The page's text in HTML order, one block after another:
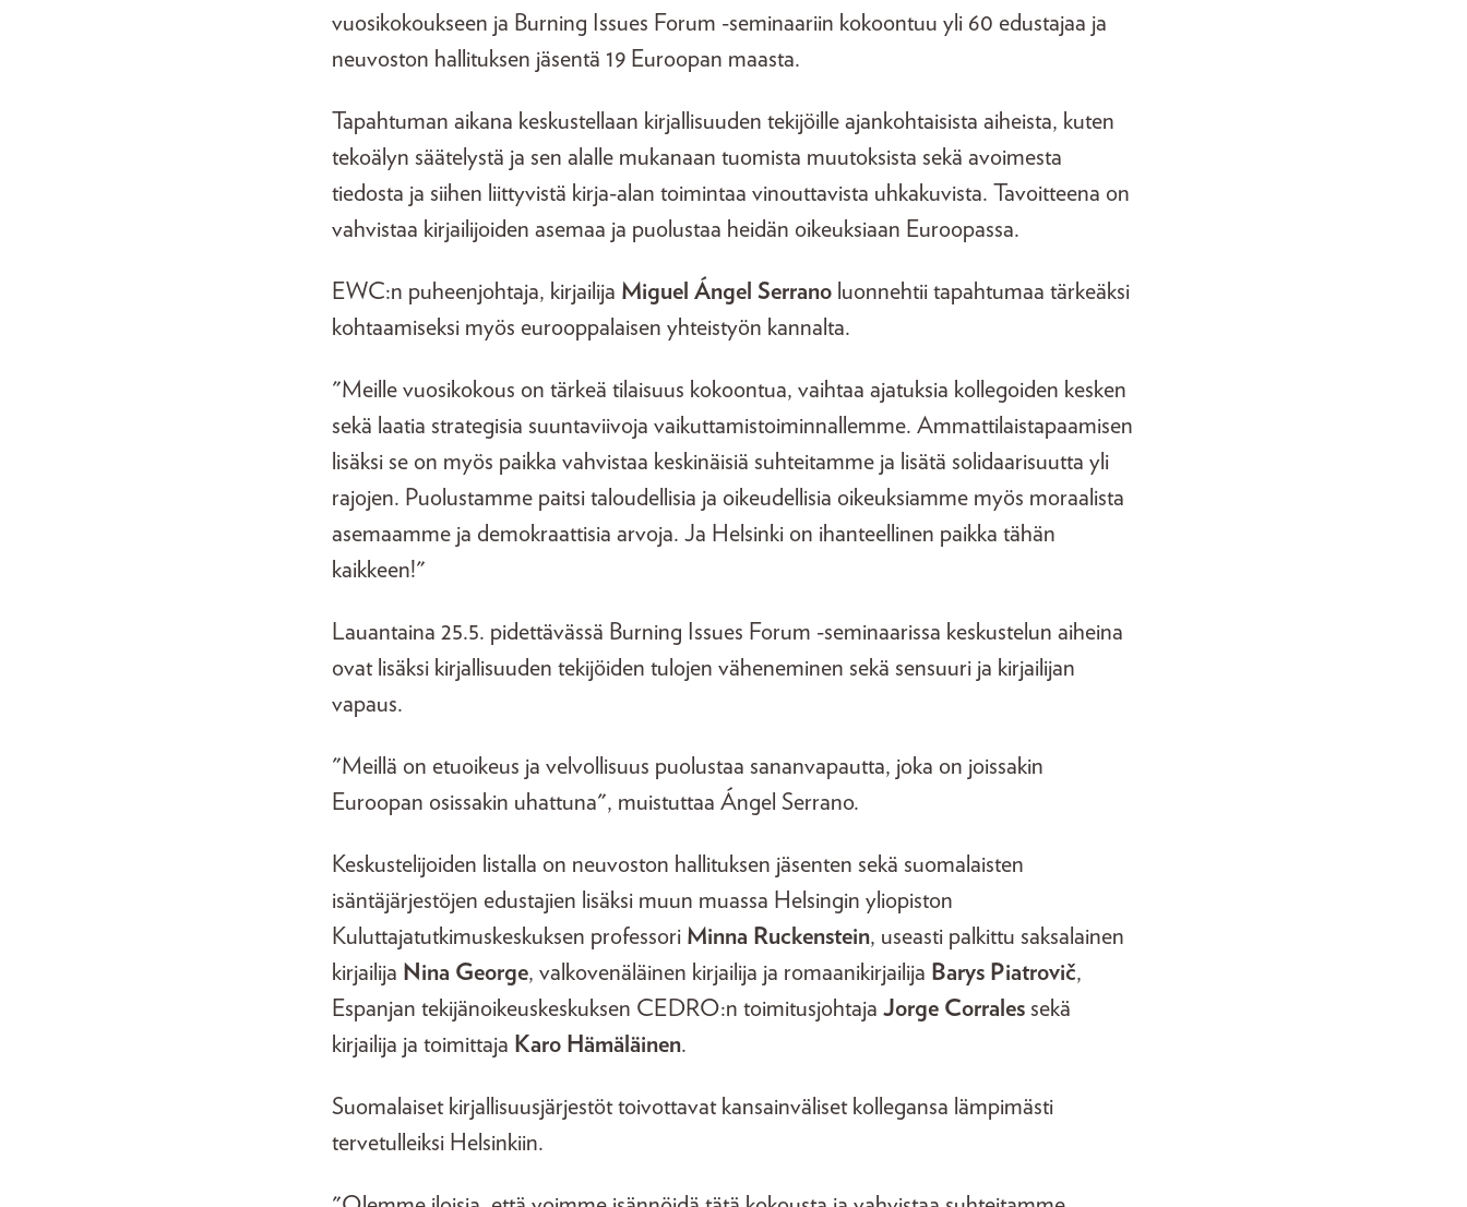
vuosikokoukseen ja Burning Issues Forum -seminaariin kokoontuu yli 60 edustajaa ja
neuvoston hallituksen jäsentä 19 Euroopan maasta.
Tapahtuman aikana keskustellaan kirjallisuuden tekijöille ajankohtaisista aiheista, kuten
tekoälyn säätelystä ja sen alalle mukanaan tuomista muutoksista sekä avoimesta
tiedosta ja siihen liittyvistä kirja-alan toimintaa vinouttavista uhkakuvista. Tavoitteena on
vahvistaa kirjailijoiden asemaa ja puolustaa heidän oikeuksiaan Euroopassa.
EWC:n puheenjohtaja, kirjailija Miguel Ángel Serrano luonnehtii tapahtumaa tärkeäksi
kohtaamiseksi myös eurooppalaisen yhteistyön kannalta.
"Meille vuosikokous on tärkeä tilaisuus kokoontua, vaihtaa ajatuksia kollegoiden kesken
sekä laatia strategisia suuntaviivoja vaikuttamistoiminnallemme. Ammattilaistapaamisen
lisäksi se on myös paikka vahvistaa keskinäisiä suhteitamme ja lisätä solidaarisuutta yli
rajojen. Puolustamme paitsi taloudellisia ja oikeudellisia oikeuksiamme myös moraalista
asemaamme ja demokraattisia arvoja. Ja Helsinki on ihanteellinen paikka tähän
kaikkeen!"
Lauantaina 25.5. pidettävässä Burning Issues Forum -seminaarissa keskustelun aiheina
ovat lisäksi kirjallisuuden tekijöiden tulojen väheneminen sekä sensuuri ja kirjailijan
vapaus.
"Meillä on etuoikeus ja velvollisuus puolustaa sananvapautta, joka on joissakin
Euroopan osissakin uhattuna", muistuttaa Ángel Serrano.
Keskustelijoiden listalla on neuvoston hallituksen jäsenten sekä suomalaisten
isäntäjärjestöjen edustajien lisäksi muun muassa Helsingin yliopiston
Kuluttajatutkimuskeskuksen professori Minna Ruckenstein, useasti palkittu saksalainen
kirjailija Nina George, valkovenäläinen kirjailija ja romaanikirjailija Barys Piatrovič,
Espanjan tekijänoikeuskeskuksen CEDRO:n toimitusjohtaja Jorge Corrales sekä
kirjailija ja toimittaja Karo Hämäläinen.
Suomalaiset kirjallisuusjärjestöt toivottavat kansainväliset kollegansa lämpimästi
tervetulleiksi Helsinkiin.